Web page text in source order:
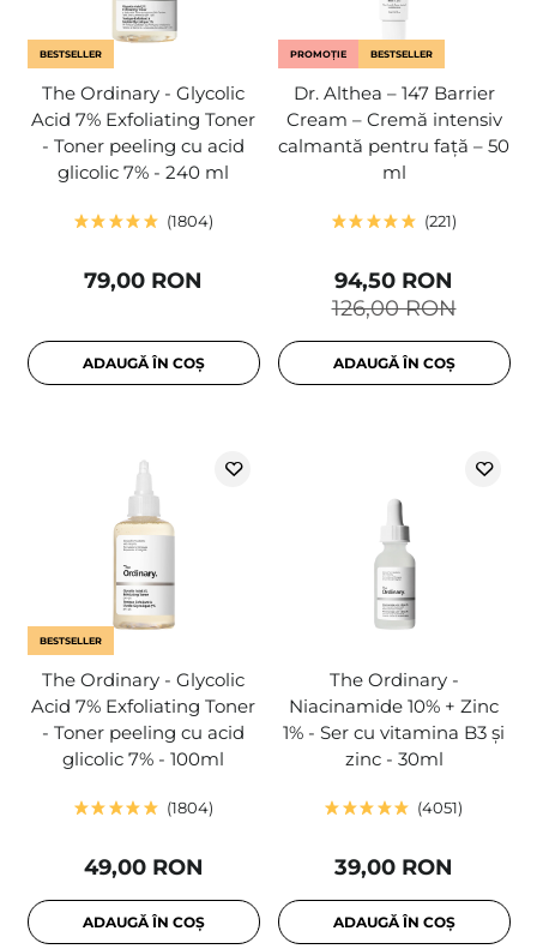
BESTSELLER
The Ordinary - Glycolic
Acid 7% Exfoliating Toner
- Toner peeling cu acid
glicolic 7% - 240 ml
1804
79,00 RON
ADAUGĂ ÎN COȘ
PROMOȚIE BESTSELLER
Dr. Althea – 147 Barrier
Cream – Cremă intensiv
calmantă pentru față – 50
ml
221
126,00 RON
94,50 RON
ADAUGĂ ÎN COȘ
BESTSELLER
The Ordinary - Glycolic
Acid 7% Exfoliating Toner
- Toner peeling cu acid
glicolic 7% - 100ml
1804
49,00 RON
ADAUGĂ ÎN COȘ
The Ordinary -
Niacinamide 10% + Zinc
1% - Ser cu vitamina B3 și
zinc - 30ml
4051
39,00 RON
ADAUGĂ ÎN COȘ